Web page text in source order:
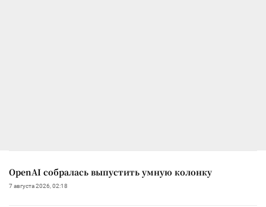
OpenAI собралась выпустить умную колонку
7 августа 2026, 02:18